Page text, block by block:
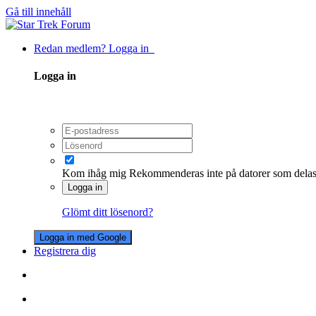
Gå till innehåll
Redan medlem? Logga in
Logga in
Kom ihåg mig Rekommenderas inte på datorer som
Logga in
Glömt ditt lösenord?
Logga in med Google
Registrera dig